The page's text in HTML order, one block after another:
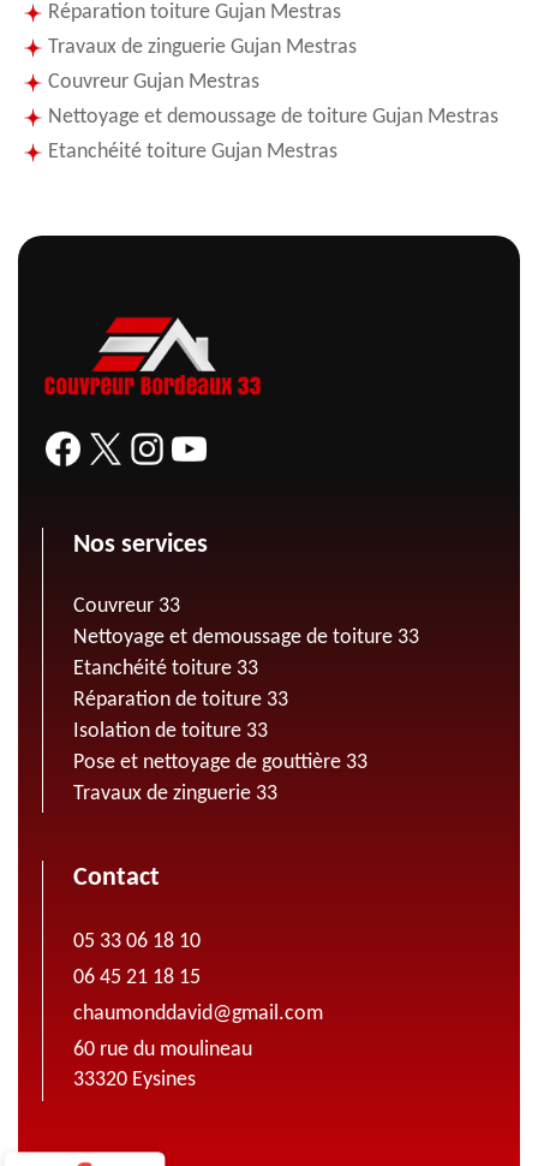
Réparation toiture Gujan Mestras
Travaux de zinguerie Gujan Mestras
Couvreur Gujan Mestras
Nettoyage et demoussage de toiture Gujan Mestras
Etanchéité toiture Gujan Mestras
Nos services
Couvreur 33
Nettoyage et demoussage de toiture 33
Etanchéité toiture 33
Réparation de toiture 33
Isolation de toiture 33
Pose et nettoyage de gouttière 33
Travaux de zinguerie 33
Contact
05 33 06 18 10
06 45 21 18 15
chaumonddavid@gmail.com
60 rue du moulineau
33320 Eysines